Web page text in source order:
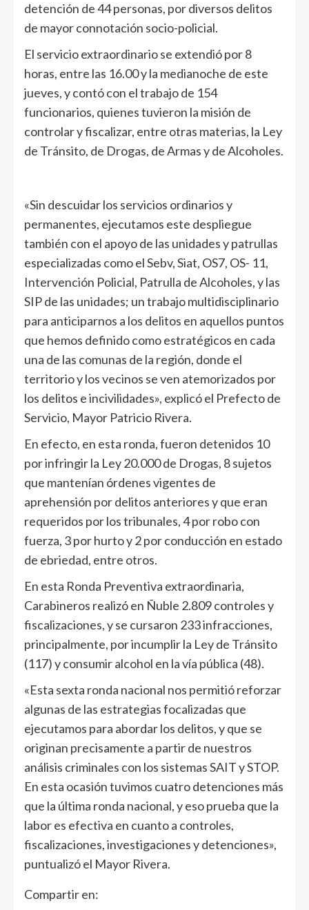
detención de 44 personas, por diversos delitos
de mayor connotación socio-policial.
El servicio extraordinario se extendió por 8
horas, entre las 16.00 y la medianoche de este
jueves, y contó con el trabajo de 154
funcionarios, quienes tuvieron la misión de
controlar y fiscalizar, entre otras materias, la Ley
de Tránsito, de Drogas, de Armas y de Alcoholes.
«Sin descuidar los servicios ordinarios y
permanentes, ejecutamos este despliegue
también con el apoyo de las unidades y patrullas
especializadas como el Sebv, Siat, OS7, OS- 11,
Intervención Policial, Patrulla de Alcoholes, y las
SIP de las unidades; un trabajo multidisciplinario
para anticiparnos a los delitos en aquellos puntos
que hemos definido como estratégicos en cada
una de las comunas de la región, donde el
territorio y los vecinos se ven atemorizados por
los delitos e incivilidades», explicó el Prefecto de
Servicio, Mayor Patricio Rivera.
En efecto, en esta ronda, fueron detenidos 10
por infringir la Ley 20.000 de Drogas, 8 sujetos
que mantenían órdenes vigentes de
aprehensión por delitos anteriores y que eran
requeridos por los tribunales, 4 por robo con
fuerza, 3 por hurto y 2 por conducción en estado
de ebriedad, entre otros.
En esta Ronda Preventiva extraordinaria,
Carabineros realizó en Ñuble 2.809 controles y
fiscalizaciones, y se cursaron 233 infracciones,
principalmente, por incumplir la Ley de Tránsito
(117) y consumir alcohol en la vía pública (48).
«Esta sexta ronda nacional nos permitió reforzar
algunas de las estrategias focalizadas que
ejecutamos para abordar los delitos, y que se
originan precisamente a partir de nuestros
análisis criminales con los sistemas SAIT y STOP.
En esta ocasión tuvimos cuatro detenciones más
que la última ronda nacional, y eso prueba que la
labor es efectiva en cuanto a controles,
fiscalizaciones, investigaciones y detenciones»,
puntualizó el Mayor Rivera.
Compartir en: